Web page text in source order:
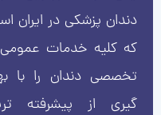
دندان پزشکی در ایران
که کلیه خدمات
تخصصی دندان را با
گیری از پیشرفته